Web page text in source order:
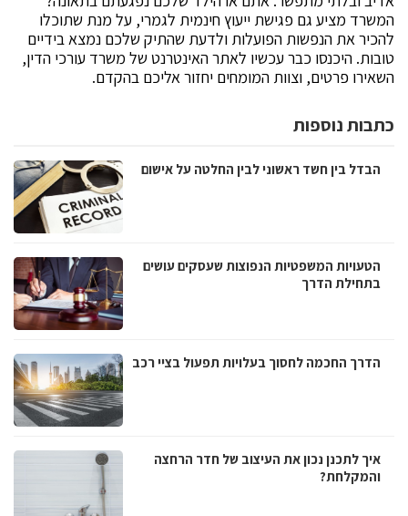
המשרד מציע גם פגישת ייעוץ חינמית לגמרי, על מנת שתוכלו
להכיר את הנפשות הפועלות ולדעת שהתיק שלכם נמצא בידיים
טובות. היכנסו כבר עכשיו לאתר האינטרנט של משרד עורכי הדין,
השאירו פרטים, וצוות המומחים יחזור אליכם בהקדם.
כתבות נוספות
הבדל בין חשד ראשוני לבין החלטה על אישום
הטעויות המשפטיות הנפוצות שעסקים עושים
בתחילת הדרך
הדרך החכמה לחסוך בעלויות תפעול בציי רכב
איך לתכנן נכון את העיצוב של חדר הרחצה
והמקלחת?